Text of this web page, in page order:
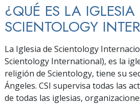
¿QUÉ ES LA IGLESIA
SCIENTOLOGY
La Iglesia de Scientology
Scientology International), es la
religión de Scientology, tiene su
Ángeles. CSI supervisa todas las
de todas las iglesias,